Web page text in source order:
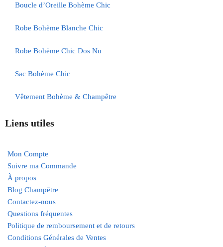
Boucle d’Oreille Bohème Chic
Robe Bohème Blanche Chic
Robe Bohème Chic Dos Nu
Sac Bohème Chic
Vêtement Bohème & Champêtre
Liens utiles
Mon Compte
Suivre ma Commande
À propos
Blog Champêtre
Contactez-nous
Questions fréquentes
Politique de remboursement et de retours
Conditions Générales de Ventes